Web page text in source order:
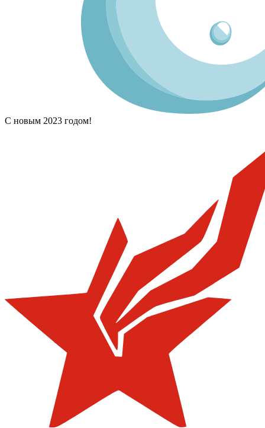
С новым 2023 годом!